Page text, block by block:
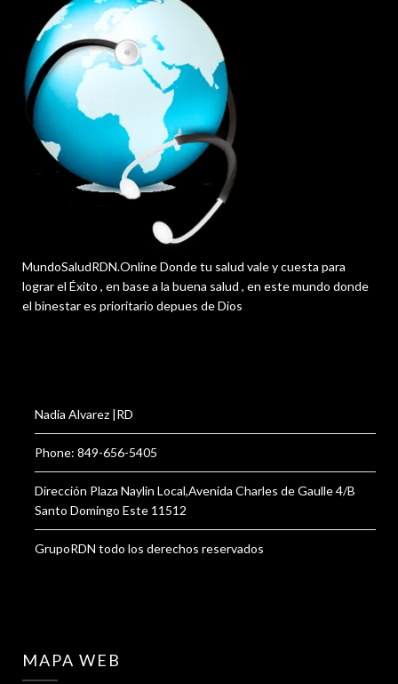
MundoSaludRDN.Online Donde tu salud vale y cuesta para
lograr el Éxito , en base a la buena salud , en este mundo donde
el binestar es prioritario depues de Dios
Nadia Alvarez |RD
Phone: 849-656-5405
Dirección Plaza Naylin Local,Avenida Charles de Gaulle 4/B
Santo Domingo Este 11512
GrupoRDN todo los derechos reservados
MAPA WEB